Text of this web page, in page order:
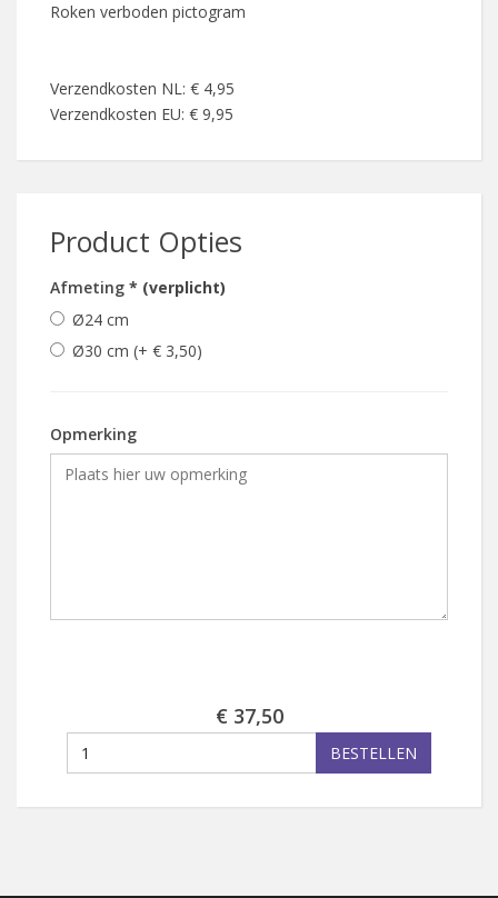
Roken verboden pictogram
Verzendkosten NL: € 4,95
Verzendkosten EU: € 9,95
Product Opties
Afmeting * (verplicht)
Ø24 cm
Ø30 cm (+ € 3,50)
Opmerking
€ 37,50
BESTELLEN